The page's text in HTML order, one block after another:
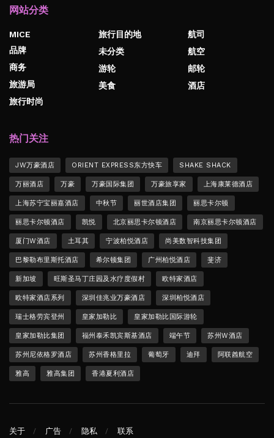
网站分类
MICE
品牌
商务
旅游局
旅行时尚
旅行目的地
未分类
游轮
美食
航司
航空
邮轮
酒店
热门关注
JW万豪酒店 ORIENT EXPRESS东方快车 SHAKE SHACK
万丽酒店 万豪 万豪国际集团 万豪旅享家 上海康莱德酒店
上海苏宁宝丽嘉酒店 中秋节 丽世酒店集团 丽思卡尔顿
丽思卡尔顿酒店 凯悦 北京丽思卡尔顿酒店 南京丽思卡尔顿酒店
厦门W酒店 土耳其 宁波柏悦酒店 尚美数智科技集团
巴黎勒布里斯托酒店 希尔顿集团 广州柏悦酒店 斐济
新加坡 旺斯圣马丁庄园及水疗度假村 欧特家酒店
欧特家酒店系列 深圳佳兆业万豪酒店 深圳柏悦酒店
瑞士格劳宾登州 皇家加勒比 皇家加勒比国际游轮
皇家加勒比集团 福州泰禾凯宾斯基酒店 端午节 苏州W酒店
苏州尼依格罗酒店 苏州香格里拉 葡萄牙 迪拜 阿联酋航空
雅高 雅高集团 香港夏利酒店
关于 广告 隐私 联系